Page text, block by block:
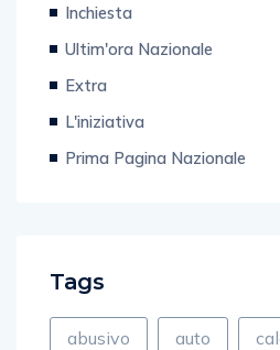
Inchiesta
Ultim'ora Nazionale
Extra
L'iniziativa
Prima Pagina Nazionale
Tags
abusivo auto